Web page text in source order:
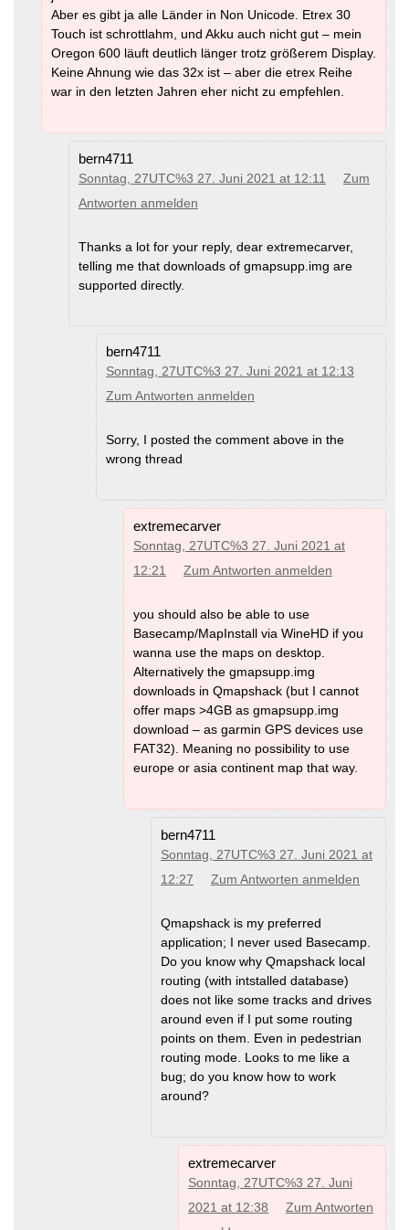
Aber es gibt ja alle Länder in Non Unicode. Etrex 30
Touch ist schrottlahm, und Akku auch nicht gut – mein
Oregon 600 läuft deutlich länger trotz größerem Display.
Keine Ahnung wie das 32x ist – aber die etrex Reihe
war in den letzten Jahren eher nicht zu empfehlen.
bern4711
Sonntag, 27UTC%3 27. Juni 2021 at 12:11
Zum
Antworten anmelden
Thanks a lot for your reply, dear extremecarver,
telling me that downloads of gmapsupp.img are
supported directly.
bern4711
Sonntag, 27UTC%3 27. Juni 2021 at 12:13
Zum Antworten anmelden
Sorry, I posted the comment above in the
wrong thread
extremecarver
Sonntag, 27UTC%3 27. Juni 2021 at
12:21
Zum Antworten anmelden
you should also be able to use
Basecamp/MapInstall via WineHD if you
wanna use the maps on desktop.
Alternatively the gmapsupp.img
downloads in Qmapshack (but I cannot
offer maps >4GB as gmapsupp.img
download – as garmin GPS devices use
FAT32). Meaning no possibility to use
europe or asia continent map that way.
bern4711
Sonntag, 27UTC%3 27. Juni 2021 at
12:27
Zum Antworten anmelden
Qmapshack is my preferred
application; I never used Basecamp.
Do you know why Qmapshack local
routing (with intstalled database)
does not like some tracks and drives
around even if I put some routing
points on them. Even in pedestrian
routing mode. Looks to me like a
bug; do you know how to work
around?
extremecarver
Sonntag, 27UTC%3 27. Juni
2021 at 12:38
Zum Antworten